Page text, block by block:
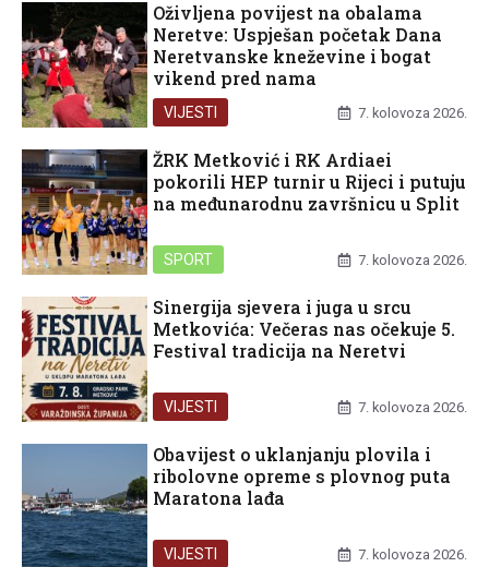
Oživljena povijest na obalama
Neretve: Uspješan početak Dana
Neretvanske kneževine i bogat
vikend pred nama
VIJESTI 7. kolovoza 2026.
ŽRK Metković i RK Ardiaei
pokorili HEP turnir u Rijeci i putuju
na međunarodnu završnicu u Split
SPORT 7. kolovoza 2026.
Sinergija sjevera i juga u srcu
Metkovića: Večeras nas očekuje 5.
Festival tradicija na Neretvi
VIJESTI 7. kolovoza 2026.
Obavijest o uklanjanju plovila i
ribolovne opreme s plovnog puta
Maratona lađa
VIJESTI 7. kolovoza 2026.